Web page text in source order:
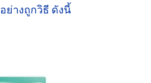
อย่างถูกวิธี ดังนี้